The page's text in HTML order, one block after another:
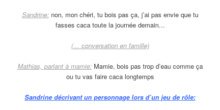
Sandrine: non, mon chéri, tu bois pas ça, j’ai pas envie que tu
fasses caca toute la journée demain…
(… conversation en famille)
Mathias, parlant à mamie: Mamie, bois pas trop d’eau comme ça
ou tu vas faire caca longtemps
Sandrine décrivant un personnage lors d’un jeu de rôle: